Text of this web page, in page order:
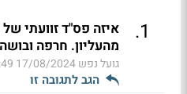
1
.
איזה פס"ד זוועתי של
מהעליון. חרפה
גועל נפש17/08/2024 10:49
הגב לתגובה זו